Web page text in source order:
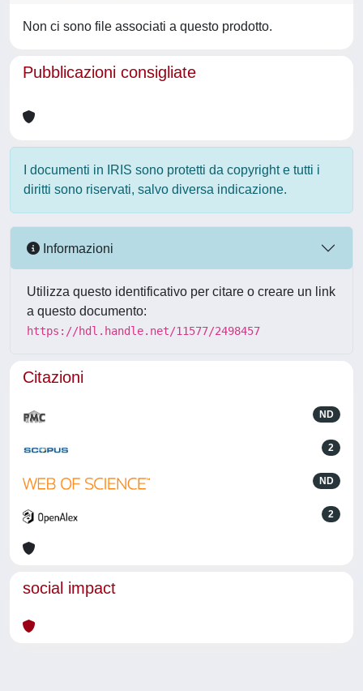
Non ci sono file associati a questo prodotto.
Pubblicazioni consigliate
I documenti in IRIS sono protetti da copyright e tutti i
diritti sono riservati, salvo diversa indicazione.
Informazioni
Utilizza questo identificativo per citare o creare un link
a questo documento:
https://hdl.handle.net/11577/2498457
Citazioni
ND
2
ND
2
social impact